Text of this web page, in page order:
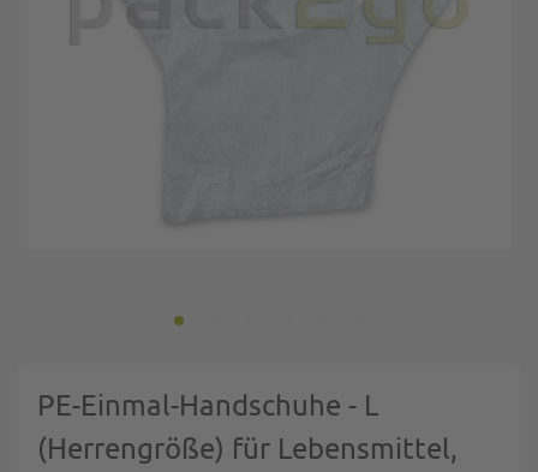
PE-Einmal-Handschuhe - L
(Herrengröße) für Lebensmittel,